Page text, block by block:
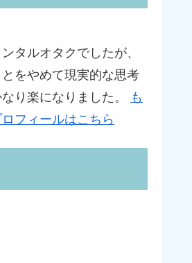
タルオタクでしたが、
をやめて現実的な思考
り楽になりました。
も
フィールはこちら